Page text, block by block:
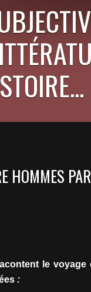
HOMMES
le voyage
: